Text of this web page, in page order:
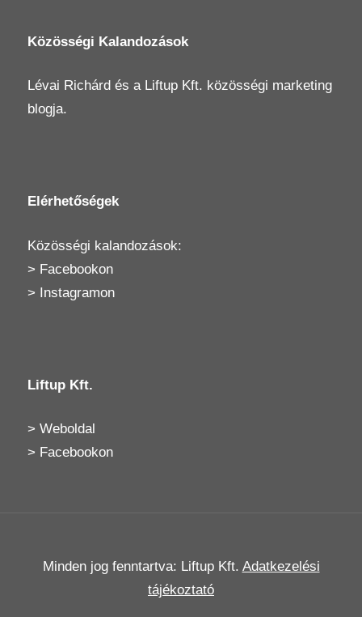
Közösségi Kalandozások
Lévai Richárd és a Liftup Kft. közösségi marketing
blogja.
Elérhetőségek
Közösségi kalandozások:
> Facebookon
> Instagramon
Liftup Kft.
> Weboldal
> Facebookon
Minden jog fenntartva: Liftup Kft. Adatkezelési
tájékoztató